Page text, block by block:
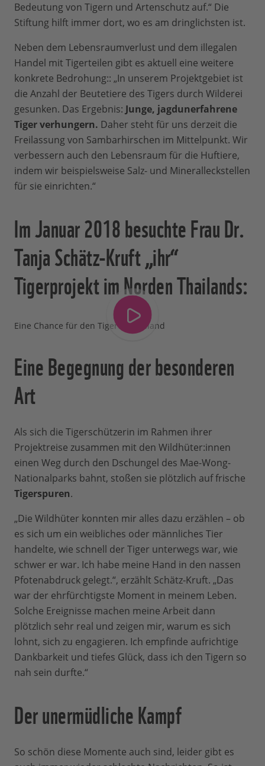
Bedeutung von Tigern und Artenschutz auf.“ Die
Stiftung hilft immer dort, wo es am dringlichsten ist.
Neben dem Lebensraumverlust und dem illegalen
Handel mit Tigerteilen gibt es aktuell eine weitere
konkrete Bedrohung:: „In unserem Projektgebiet ist
die Anzahl der Beutetiere des Tigers durch Wilderei
gesunken. Das Ergebnis: Junge, jagdunerfahrene
Tiger verhungern. Daher steht für uns derzeit die
Freilassung von Sambarhirschen im Mittelpunkt. Wir
verbessern auch den Lebensraum für die Huftiere,
indem wir beispielsweise Salz- und Mineralleckstellen
für sie einrichten.“
Im Januar 2018 besuchte Frau Dr.
Tanja Schätz-Kruft „ihr“
Tigerprojekt im Norden Thailands:
Eine Chance für den Tiger in Thailand
Eine Begegnung der besonderen
Art
Als sich die Tigerschützerin im Rahmen ihrer
Projektreise zusammen mit den Wildhüter:innen
einen Weg durch den Dschungel des Mae-Wong-
Nationalparks bahnt, stoßen sie plötzlich auf frische
Tigerspuren.
„Die Wildhüter konnten mir alles dazu erzählen – ob
es sich um ein weibliches oder männliches Tier
handelte, wie schnell der Tiger unterwegs war, wie
schwer er war. Ich habe meine Hand in den nassen
Pfotenabdruck gelegt.“, erzählt Schätz-Kruft. „Das
war der ehrfürchtigste Moment in meinem Leben.
Solche Ereignisse machen meine Arbeit dann
plötzlich sehr real und zeigen mir, warum es sich
lohnt, sich zu engagieren. Ich empfinde aufrichtige
Dankbarkeit und tiefes Glück, dass ich den Tigern so
nah sein durfte.“
Der unermüdliche Kampf
So schön diese Momente auch sind, leider gibt es